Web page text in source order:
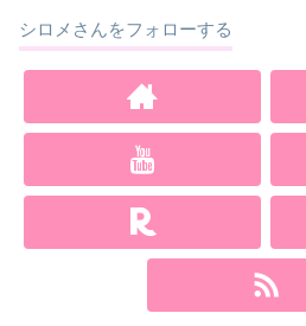
シロメさんをフォローする